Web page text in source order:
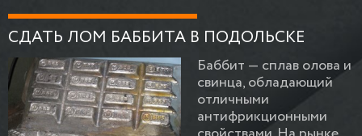
СДАТЬ ЛОМ БАББИТА В ПОДОЛЬСКЕ
Баббит — сплав олова и
свинца, обладающий
отличными
антифрикционными